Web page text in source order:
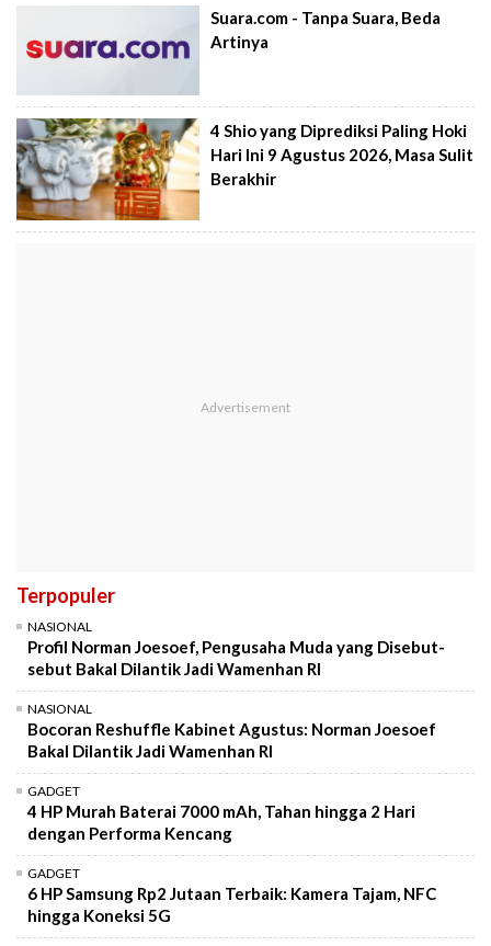
Suara.com - Tanpa Suara, Beda
Artinya
4 Shio yang Diprediksi Paling Hoki
Hari Ini 9 Agustus 2026, Masa Sulit
Berakhir
Terpopuler
NASIONAL
Profil Norman Joesoef, Pengusaha Muda yang Disebut-
sebut Bakal Dilantik Jadi Wamenhan RI
NASIONAL
Bocoran Reshuffle Kabinet Agustus: Norman Joesoef
Bakal Dilantik Jadi Wamenhan RI
GADGET
4 HP Murah Baterai 7000 mAh, Tahan hingga 2 Hari
dengan Performa Kencang
GADGET
6 HP Samsung Rp2 Jutaan Terbaik: Kamera Tajam, NFC
hingga Koneksi 5G